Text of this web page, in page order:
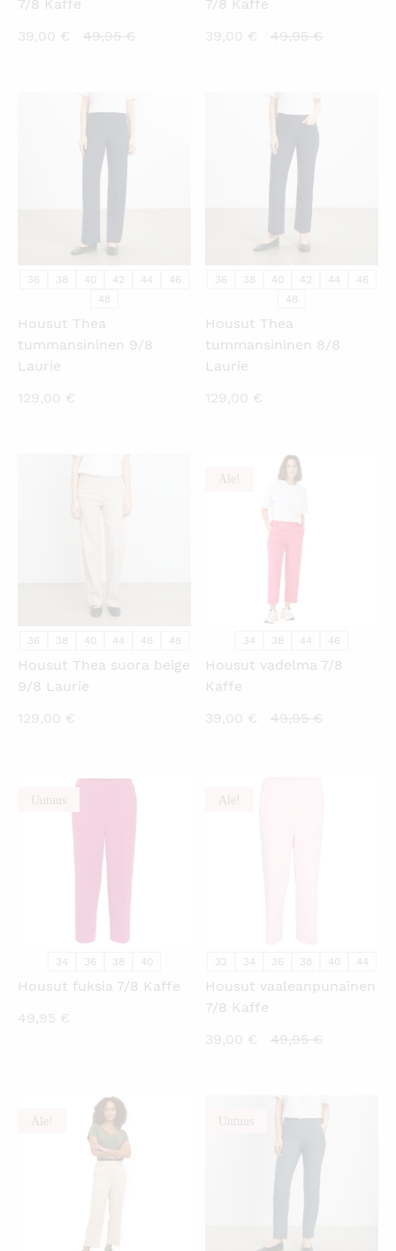
7/8 Kaffe
39,00 €
Nykyinen
49,95€Alkuperäinen
7/8 Kaffe
39,00 €
Nykyinen
49,95€
36 38 40 42 44
46
48
Housut Thea
tummansininen 9/8
Laurie
129,00 €
KATSO PIKANÄKYMÄ
36 38 40 42 44
46
48
Housut Thea
tummansininen 8/8
Laurie
129,00 €
36 38 40 44 46 48
Housut Thea suora beige
9/8 Laurie
129,00 €
Ale! KATSO PIKANÄKYMÄ
34 38 44 46
Housut vadelma 7/8
Kaffe
39,00 €
Nykyinen
49,95€
UutuusKATSO PIKANÄKYMÄ
34 36 38 40
Housut fuksia 7/8 Kaffe
49,95 €
Ale!
32 34 36 38 40 44
Housut vaaleanpunainen
7/8 Kaffe
39,00 €
Nykyinen
39,00 €.
49,95€
Ale! KATSO PIKANÄKYMÄ UutuusKATSO PIKANÄKYMÄ